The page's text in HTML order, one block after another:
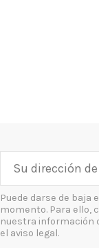
Puede darse de baja
momento. Para ello,
nuestra información
el aviso legal.